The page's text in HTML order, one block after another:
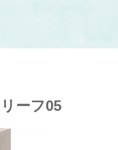
ーフ05